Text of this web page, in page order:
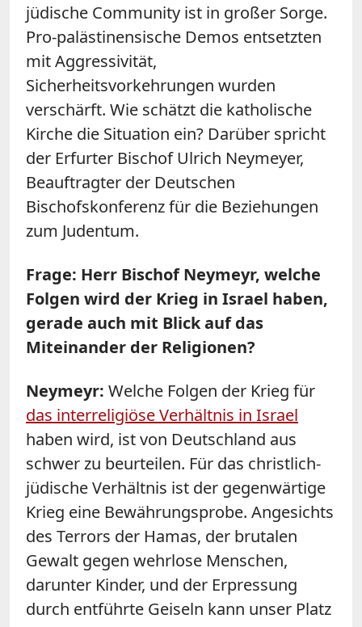
jüdische Community ist in großer Sorge.
Pro-palästinensische Demos entsetzten
mit Aggressivität,
Sicherheitsvorkehrungen wurden
verschärft. Wie schätzt die katholische
Kirche die Situation ein? Darüber spricht
der Erfurter Bischof Ulrich Neymeyer,
Beauftragter der Deutschen
Bischofskonferenz für die Beziehungen
zum Judentum.
Frage: Herr Bischof Neymeyr, welche
Folgen wird der Krieg in Israel haben,
gerade auch mit Blick auf das
Miteinander der Religionen?
Neymeyr: Welche Folgen der Krieg für
das interreligiöse Verhältnis in Israel
haben wird, ist von Deutschland aus
schwer zu beurteilen. Für das christlich-
jüdische Verhältnis ist der gegenwärtige
Krieg eine Bewährungsprobe. Angesichts
des Terrors der Hamas, der brutalen
Gewalt gegen wehrlose Menschen,
darunter Kinder, und der Erpressung
durch entführte Geiseln kann unser Platz